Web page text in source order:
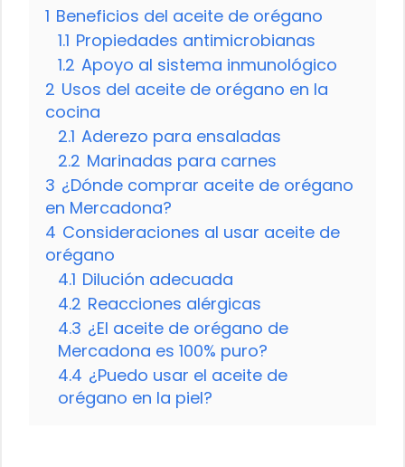
1 Beneficios del aceite de orégano
1.1 Propiedades antimicrobianas
1.2 Apoyo al sistema inmunológico
2 Usos del aceite de orégano en la
cocina
2.1 Aderezo para ensaladas
2.2 Marinadas para carnes
3 ¿Dónde comprar aceite de orégano
en Mercadona?
4 Consideraciones al usar aceite de
orégano
4.1 Dilución adecuada
4.2 Reacciones alérgicas
4.3 ¿El aceite de orégano de
Mercadona es 100% puro?
4.4 ¿Puedo usar el aceite de
orégano en la piel?